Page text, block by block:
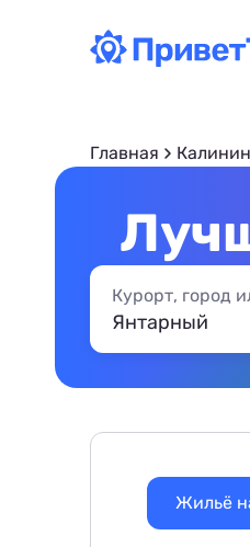
Главная
Курорт, город
Жильё